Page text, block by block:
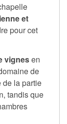
et
pour cet
vignesen
de
de la partie
tandis que